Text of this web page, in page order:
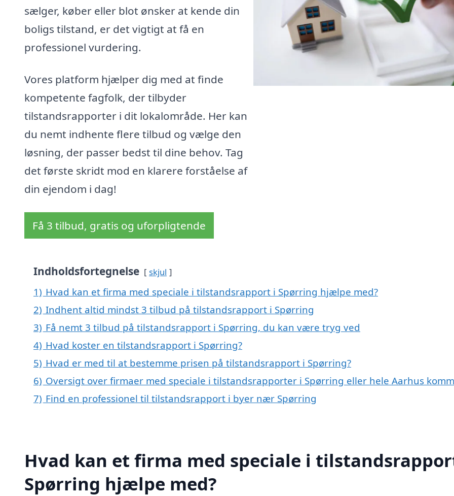
sælger, køber eller blot ønsker at kende din
boligs tilstand, er det vigtigt at få en
professionel vurdering.
Vores platform hjælper dig med at finde
kompetente fagfolk, der tilbyder
tilstandsrapporter i dit lokalområde. Her kan
du nemt indhente flere tilbud og vælge den
løsning, der passer bedst til dine behov. Tag
det første skridt mod en klarere forståelse af
din ejendom i dag!
Få 3 tilbud, gratis og uforpligtende
Indholdsfortegnelse skjul
1) Hvad kan et firma med speciale i tilstandsrapport i Spørring hjælpe med?
2) Indhent altid mindst 3 tilbud på tilstandsrapport i Spørring
3) Få nemt 3 tilbud på tilstandsrapport i Spørring, du kan være tryg ved
4) Hvad koster en tilstandsrapport i Spørring?
5) Hvad er med til at bestemme prisen på tilstandsrapport i Spørring?
6) Oversigt over firmaer med speciale i tilstandsrapporter i Spørring eller hele Aarhus
7) Find en professionel til tilstandsrapport i byer nær Spørring
Hvad kan et firma med speciale i
Spørring hjælpe med?